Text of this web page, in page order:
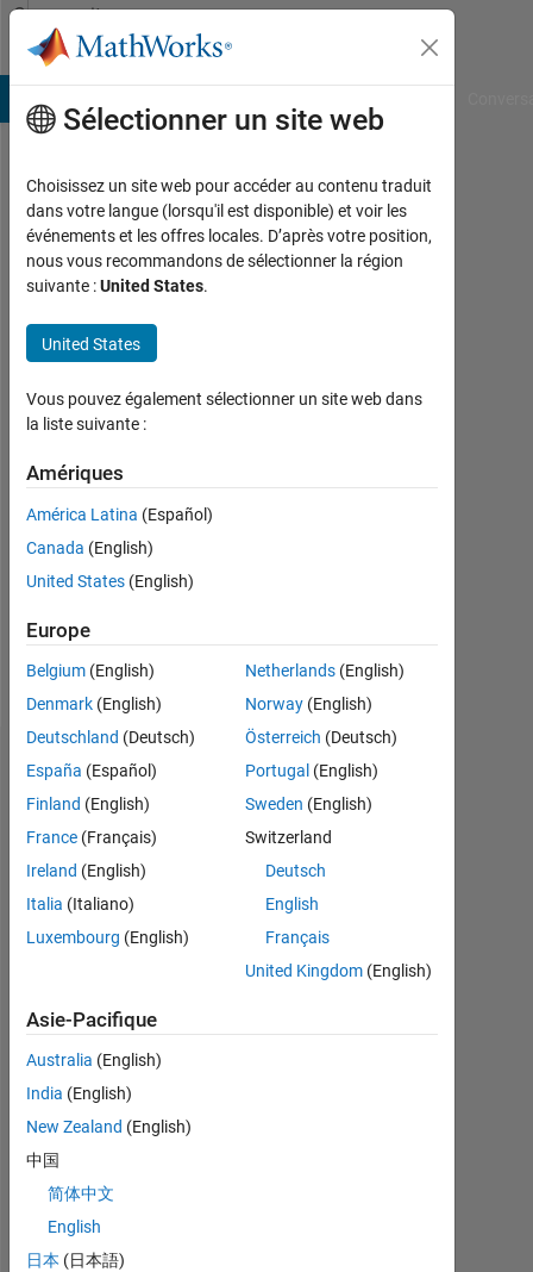
Passer au contenu
Community
Profile
Thi
Last
seen:
8
mois
il y a
Actif
depuis
0
Following:
Follow
Tableau de bord
MATLAB Answers
CONTRIBUTIONS L
0
1
RANG
Sélectionner un site web
Choisissez un site web pour accéder au contenu traduit
dans votre langue (lorsqu'il est disponible) et voir les
événements et les offres locales. D’après votre position,
nous vous recommandons de sélectionner la région
suivante :United States.
United States
Vous pouvez également sélectionner un site web dans
la liste suivante :
Amériques
América Latina (Español)
Canada (English)
United States (English)
Europe
Belgium (English)
Denmark (English)
Deutschland (Deutsch)
España (Español)
Finland (English)
France (Français)
Ireland (English)
Italia (Italiano)
Luxembourg (English)
Netherlands(English)
Norway(English)
Österreich (Deutsch)
Portugal (English)
Sweden (English)
Switzerland
Deutsch
English
Français
United Kingdom(English)
Asie-Pacifique
Australia (English)
India (English)
New Zealand (English)
中国
简体中文
English
日本 (日本語)